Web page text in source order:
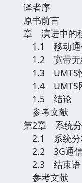
译者序
原书前言
章 演进中的
1.1 移动通
1.2 宽带无
1.3 UMTS
1.4 UMTS
1.5 结论
参考文献
第2章 系统
2.1 系统分
2.2 3G通
2.3 结束语
参考文献